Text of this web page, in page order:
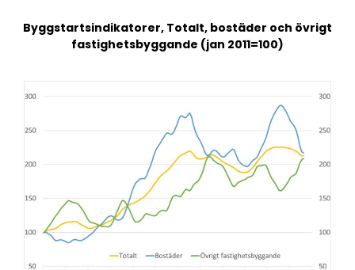
Byggstartsindikatorer, Totalt, bostäder och övrigt
fastighetsbyggande (jan 2011=100)